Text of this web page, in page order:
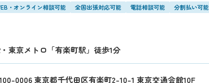
・オンライン相談可能 全国出張対応可能 電話相談可能
分割払い可能
東京メトロ「有楽町駅」徒歩1分
0006 東京都千代田区有楽町2-10-1 東京交通会館10F